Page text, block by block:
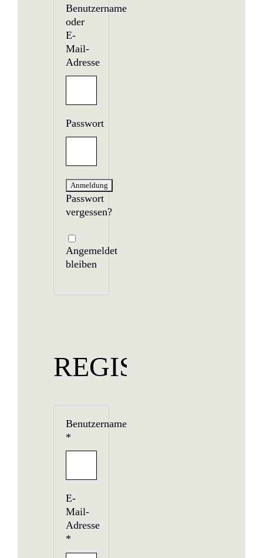
Benutzername
oder
E-
Mail-
Adresse
Passwort
Passwort
vergessen?
Angemeldet
bleiben
REGISTRIEREN
Benutzername
*
E-
Mail-
Adresse
*